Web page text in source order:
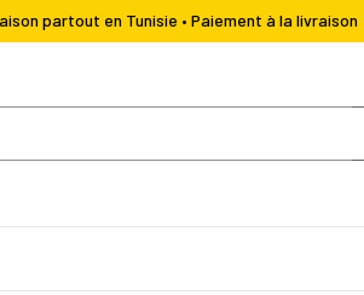
partout en Tunisie • Paiement à la livraison